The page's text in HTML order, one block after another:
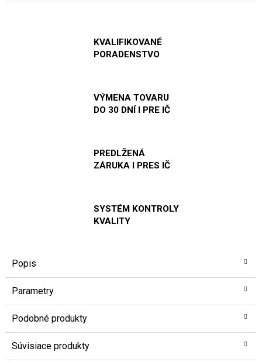
KVALIFIKOVANÉ
PORADENSTVO
VÝMENA TOVARU
DO 30 DNÍ I PRE IČ
PREDLŽENÁ
ZÁRUKA I PRES IČ
SYSTÉM KONTROLY
KVALITY
Popis
Parametry
Podobné produkty
Súvisiace produkty